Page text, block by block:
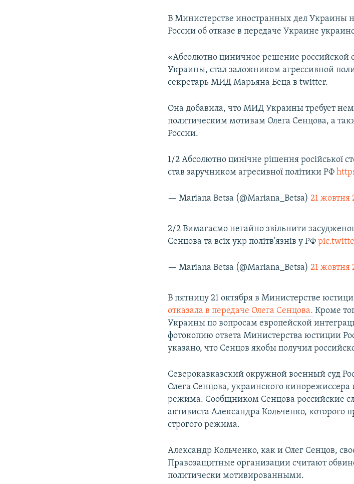
В Министерстве иностранных дел
России об отказе в передаче Украине
«Абсолютно циничное решение российской
Украины, стал заложником агрессивной
секретарь МИД Марьяна Беца в twitter.
Она добавила, что МИД Украины требует
политическим мотивам Олега Сенцова, а
России.
1/2 Абсолютно цинічне рішення російської
став заручником агресивної політики РФ
— Mariana Betsa (@Mariana_Betsa)21 жовтня
2/2 Вимагаємо негайно звільнити
Сенцова та всіх укр політв'язнів у РФ
— Mariana Betsa (@Mariana_Betsa)21 жовтня
В пятницу 21 октября в Министерстве
отказала в передаче Олега Сенцова. Кроме
Украины по вопросам европейской
фотокопию ответа Министерства юстиции
указано, что Сенцов якобы получил
Северокавказский окружной военный суд
Олега Сенцова, украинского
режима. Сообщником Сенцова российские
активиста Александра Кольченко, которого
строгого режима.
Александр Кольченко, как и Олег Сенцов,
Правозащитные организации считают
политически мотивированными.